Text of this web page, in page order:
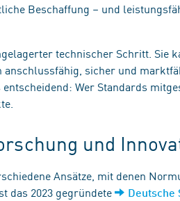
Beschaffung – und
technischer Schritt. Sie
anschlussfähig, sicher und
Wer Standards
und
Ansätze, mit denen
das 2023 gegründete
Deutsche